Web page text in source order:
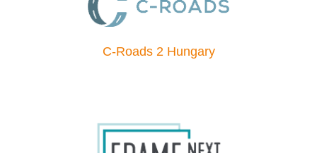
C-Roads 2 Hungary